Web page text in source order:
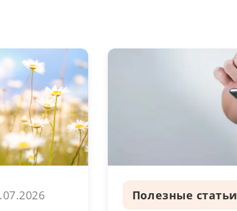
Полезные статьи